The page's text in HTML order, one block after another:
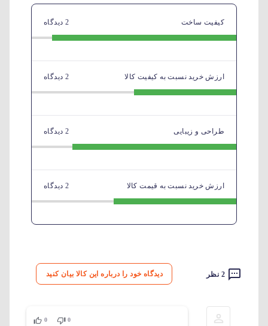
کیفیت ساخت 2 دیدگاه
ارزش خرید نسبت به کیفیت کالا 2 دیدگاه
طراحی و زیبایی 2 دیدگاه
ارزش خرید نسبت به قیمت کالا 2 دیدگاه
2 نظر دیدگاه خود را درباره این کالا بیان کنید
0
0